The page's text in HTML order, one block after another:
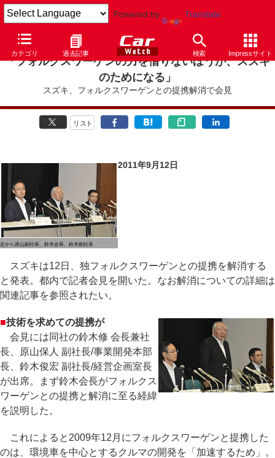
Powered by Translate
カテゴリ 過去記事 検索 Impressサイト
「フォルクスワーゲンの力を借りないほうが、スズキ
のためになる」
スズキ、フォルクスワーゲンとの提携解消で会見
リスト
左から原山副社長、鈴木会長、鈴木副社長
2011年9月12日
スズキは12日、独フォルクスワーゲンとの提携を解消する
と発表。都内で記者会見を開いた。なお解消についての詳細は
関連記事を参照されたい。
■技術を求めての提携が
会見には同社の鈴木修 会長兼社
長、原山保人 副社長/事業開発本部
長、鈴木俊宏 副社長/経営企画室長
が出席。まず鈴木会長がフォルクス
ワーゲンとの提携と解消に至る経緯
を説明した。
これによると2009年12月にフォルクスワーゲンと提携した
のは、環境車を中心とするクルマの開発を「加速するため」。